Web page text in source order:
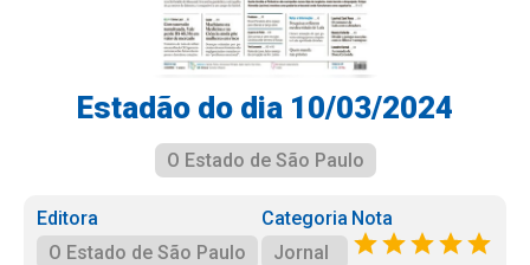
Estadão do dia 10/03/2024
O Estado de São Paulo
Editora
O Estado de São Paulo
Categoria
Jornal
Nota